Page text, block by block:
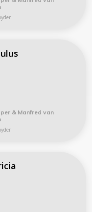
& Manfred van